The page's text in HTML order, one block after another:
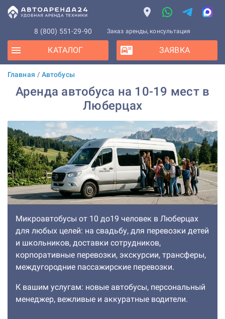
8 (800) 551-29-90 Заказ аренды, консультация
КАТАЛОГ ЗАЯВКА
Главная / Автобусы
Аренда автобуса на 10-19 мест в
Люберцах
Микроавтобусы от 10 до19 человек в Люберцах
для любых целей: на свадьбу, для перевозки детей
и школьников, доставки сотрудников,
корпоративные перевозки, экскурсии, трансферы,
междугородние пассажирские перевозки.
К вашим услугам: новые автобусы, персональный
менеджер, вежливые и аккуратные водители.